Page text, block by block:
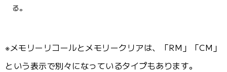
る。
※メモリーリコールとメモリークリアは、「RM」「CM」
という表示で別々になっているタイプもあります。